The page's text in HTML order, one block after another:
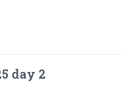
day 2